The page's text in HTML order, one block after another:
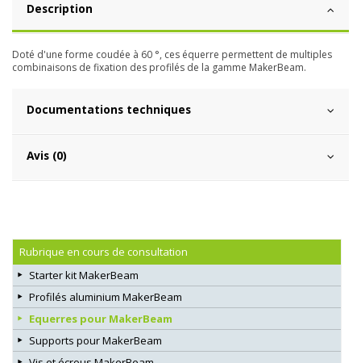
Description
Doté d'une forme coudée à 60 °, ces équerre permettent de multiples
combinaisons de fixation des profilés de la gamme MakerBeam.
Documentations techniques
Avis (0)
Rubrique en cours de consultation
Starter kit MakerBeam
Profilés aluminium MakerBeam
Equerres pour MakerBeam
Supports pour MakerBeam